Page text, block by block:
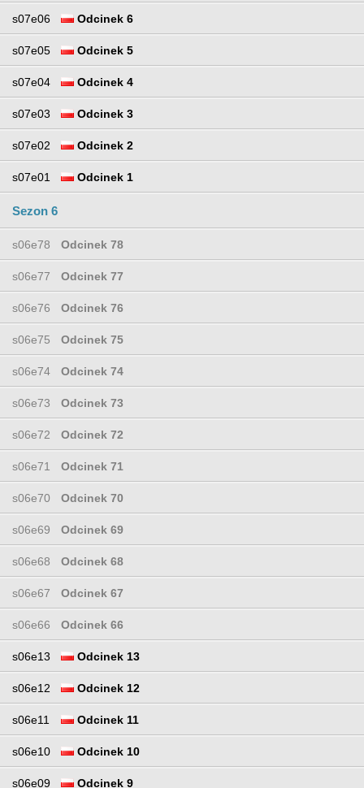
s07e06 Odcinek 6
s07e05 Odcinek 5
s07e04 Odcinek 4
s07e03 Odcinek 3
s07e02 Odcinek 2
s07e01 Odcinek 1
Sezon 6
s06e78 Odcinek 78
s06e77 Odcinek 77
s06e76 Odcinek 76
s06e75 Odcinek 75
s06e74 Odcinek 74
s06e73 Odcinek 73
s06e72 Odcinek 72
s06e71 Odcinek 71
s06e70 Odcinek 70
s06e69 Odcinek 69
s06e68 Odcinek 68
s06e67 Odcinek 67
s06e66 Odcinek 66
s06e13 Odcinek 13
s06e12 Odcinek 12
s06e11 Odcinek 11
s06e10 Odcinek 10
s06e09 Odcinek 9